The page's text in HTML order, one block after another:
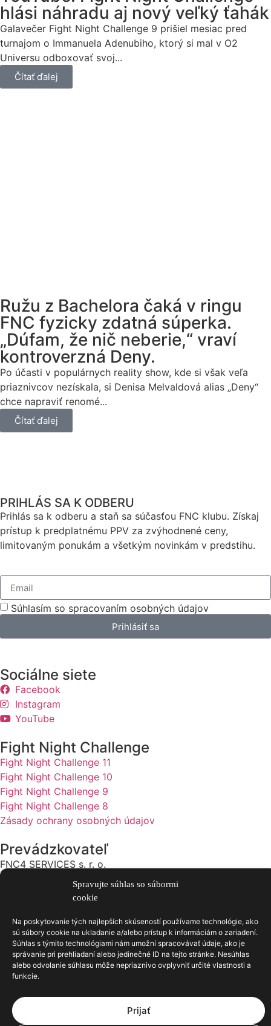
Spravujte súhlas so súbormi
cookie
Na poskytovanie tých najlepších skúseností používame technológie, ako
sú súbory cookie na ukladanie a/alebo prístup k informáciám o zariadení.
Súhlas s týmito technológiami nám umožní spracovávať údaje, ako je
správanie pri prehliadaní alebo jedinečné ID na tejto stránke. Nesúhlas
alebo odvolanie súhlasu môže nepriaznivo ovplyvniť určité vlastnosti a
funkcie.
Prijať
hlási náhradu aj nový veľký ťahák
Galavečer Fight Night Challenge 9 prišiel mesiac pred
turnajom o Immanuela Adenubiho, ktorý si mal v O2
Universu odboxovať svoj...
Čítať ďalej
Ružu z Bachelora čaká v ringu
FNC fyzicky zdatná súperka.
„Dúfam, že nič neberie,“ vraví
kontroverzná Deny.
Po účasti v populárnych reality show, kde si však veľa
priaznivcov nezískala, si Denisa Melvaldová alias „Deny“
chce napraviť renomé...
Čítať ďalej
PRIHLÁS SA K ODBERU
Prihlás sa k odberu a staň sa súčasťou FNC klubu. Získaj
prístup k predplatnému PPV za zvýhodnené ceny,
limitovaným ponukám a všetkým novinkám v predstihu.
Súhlasím so spracovaním osobných údajov
Prihlásiť sa
Sociálne siete
Facebook
Instagram
YouTube
Fight Night Challenge
Fight Night Challenge 11
Fight Night Challenge 10
Fight Night Challenge 9
Fight Night Challenge 8
Zásady ochrany osobných údajov
Prevádzkovateľ
FNC4 SERVICES s. r. o.
Adresa: Ulica Halenárska 408/3 917 01 Trnava
Kontakt
support@fightnightchallenge.eu
Spolupracujte s nami
Copyright 2026 © FNC Services s.r.o.